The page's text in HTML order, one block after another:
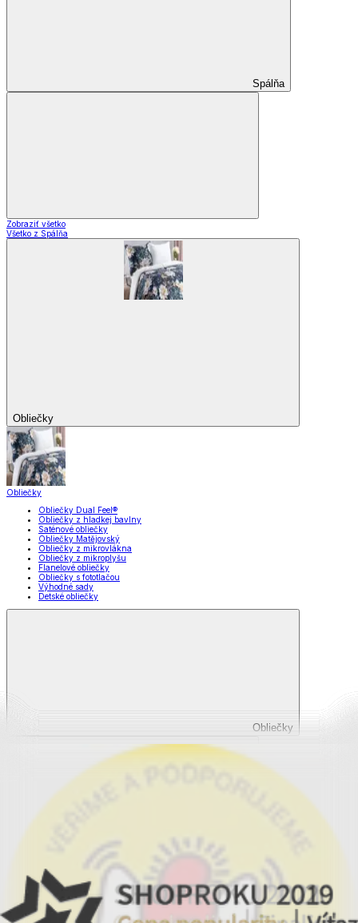
Spálňa
Zobraziť všetko
Všetko z Spálňa
Obliečky
Obliečky
Obliečky Dual Feel®
Obliečky z hladkej bavlny
Saténové obliečky
Obliečky Matějovský
Obliečky z mikrovlákna
Obliečky z mikroplyšu
Flanelové obliečky
Obliečky s fototlačou
Výhodné sady
Detské obliečky
Obliečky
Zobraziť všetko
Všetko z Obliečky